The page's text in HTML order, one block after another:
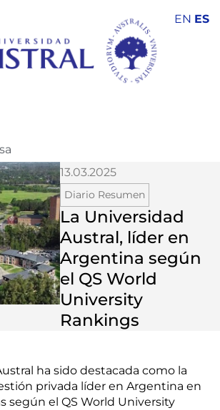
13.03.2025
Diario Resumen
La Universidad
Austral, líder en
Argentina según
el QS World
University
Rankings
ha sido destacada como la
privada líder en Argentina en
según el QS World University
EN ES